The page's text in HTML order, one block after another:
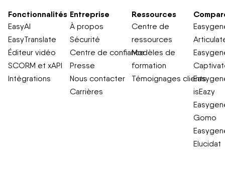
Fonctionnalités
EasyAI
EasyTranslate
Éditeur vidéo
SCORM et xAPI
Intégrations
Entreprise
À propos
Sécurité
Centre de confiance
Presse
Nous contacter
Carrières
Ressources
Centre de
ressources
Modèles de
formation
Témoignages clients
isEazy
Gomo
Elucidat